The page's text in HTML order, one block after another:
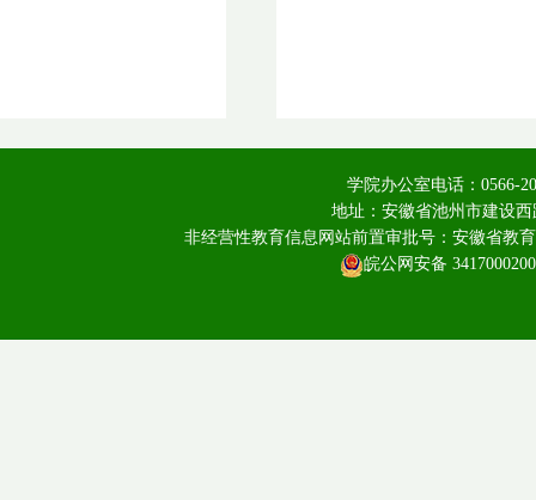
学院办公室电话：0566-
地址：安徽省池州市建设
非经营性教育信息网站前置审批号：安徽省教
皖公网安备